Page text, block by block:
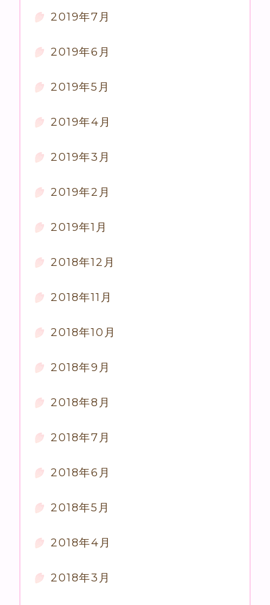
2019年7月
2019年6月
2019年5月
2019年4月
2019年3月
2019年2月
2019年1月
2018年12月
2018年11月
2018年10月
2018年9月
2018年8月
2018年7月
2018年6月
2018年5月
2018年4月
2018年3月